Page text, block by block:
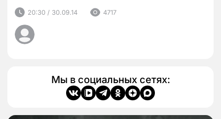
20:30 / 30.09.14 4717
Мы в социальных сетях: